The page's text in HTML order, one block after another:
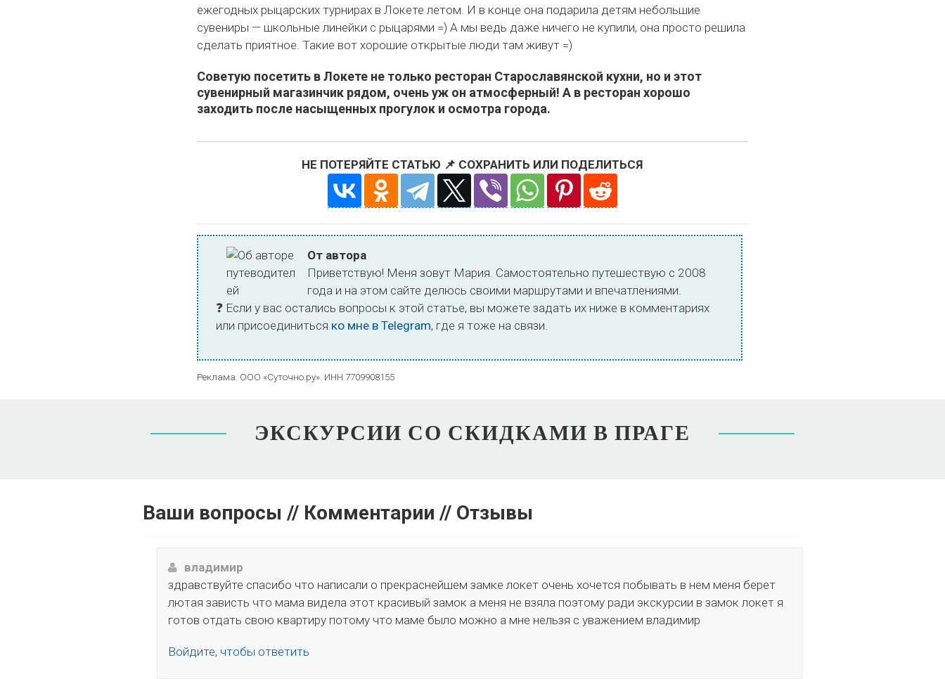
ежегодных рыцарских турнирах в Локете летом. И в конце она подарила детям небольшие
сувениры — школьные линейки с рыцарями =) А мы ведь даже ничего не купили, она просто решила
сделать приятное. Такие вот хорошие открытые люди там живут =)
Советую посетить в Локете не только ресторан Старославянской кухни, но и этот
сувенирный магазинчик рядом, очень уж он атмосферный! А в ресторан хорошо
заходить после насыщенных прогулок и осмотра города.
НЕ ПОТЕРЯЙТЕ СТАТЬЮ 📌 СОХРАНИТЬ ИЛИ ПОДЕЛИТЬСЯ
От автора
Приветствую! Меня зовут Мария. Самостоятельно путешествую с 2008
года и на этом сайте делюсь своими маршрутами и впечатлениями.
❓ Если у вас остались вопросы к этой статье, вы можете задать их ниже в комментариях
или присоединиться ко мне в Telegram, где я тоже на связи.
Реклама. ООО «Суточно.ру». ИНН 7709908155
ЭКСКУРСИИ СО СКИДКАМИ В ПРАГЕ
Ваши вопросы // Комментарии // Отзывы
владимир
здравствуйте спасибо что написали о прекраснейшем замке локет очень хочется побывать в нем меня берет
лютая зависть что мама видела этот красивый замок а меня не взяла поэтому ради экскурсии в замок локет я
готов отдать свою квартиру потому что маме было можно а мне нельзя с уважением владимир
Войдите, чтобы ответить